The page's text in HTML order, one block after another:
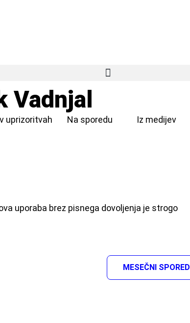
Vadnjal
uprizoritvah Na sporedu Iz medijev
uporaba brez pisnega dovoljenja je strogo
MESEČNI SPORED